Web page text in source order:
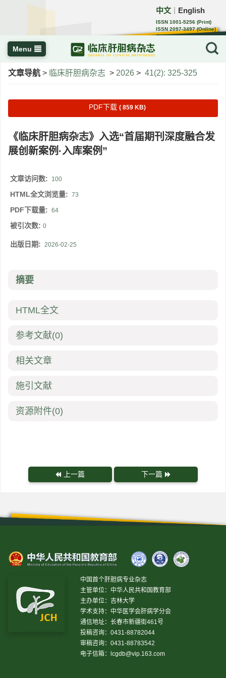
中文 English
ISSN 1001-5256 (Print)
ISSN 2097-3497 (Online)
CN 22-1108/R
Menu
文章导航 > 临床肝胆病杂志 > 2026 > 41(2): 325-325
PDF下载 ( 859 KB)
《临床肝胆病杂志》入选“首届期刊深度融合发
展创新案例·入库案例”
文章访问数: 100
HTML全文浏览量: 73
PDF下载量: 64
被引次数: 0
出版日期: 2026-02-25
摘要
HTML全文
参考文献(0)
相关文章
施引文献
资源附件(0)
上一篇 下一篇
中国首个肝胆病专业杂志
主管单位：中华人民共和国教育部
主办单位：吉林大学
学术支持：中华医学会肝病学分会
通信地址：长春市新疆街461号
投稿咨询：0431-88782044
审稿咨询：0431-88783542
电子信箱：
lcgdb@vip.163.com